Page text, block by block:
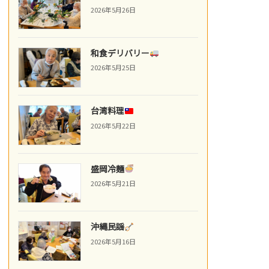
2026年5月26日
和食デリバリー
2026年5月25日
台湾料理
2026年5月22日
盛岡冷麺
2026年5月21日
沖縄民謡
2026年5月16日